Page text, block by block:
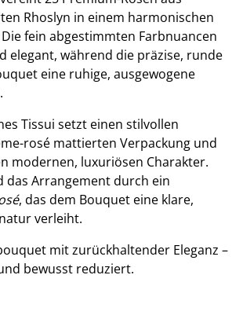
Rhoslyn in einem harmonischen
fein abgestimmten Farbnuancen
elegant, während die präzise, runde
eine ruhige, ausgewogene
Tissui setzt einen stilvollen
rosé mattierten Verpackung und
modernen, luxuriösen Charakter.
das Arrangement durch ein
, das dem Bouquet eine klare,
verleiht.
mit zurückhaltender Eleganz –
bewusst reduziert.